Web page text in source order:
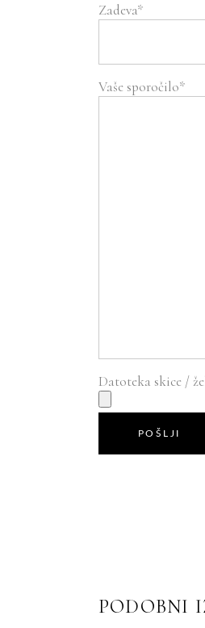
Zadeva*
Vaše sporočilo*
Datoteka skice /
POŠLJI
PODOBNI